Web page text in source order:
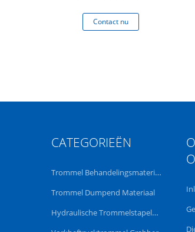
Ladingscapaciteit 300kg
Contact nu
CATEGORIEËN
Trommel Behandelingsmateriaal
Trommel Dumpend Materiaal
Hydraulische Trommelstapelaar